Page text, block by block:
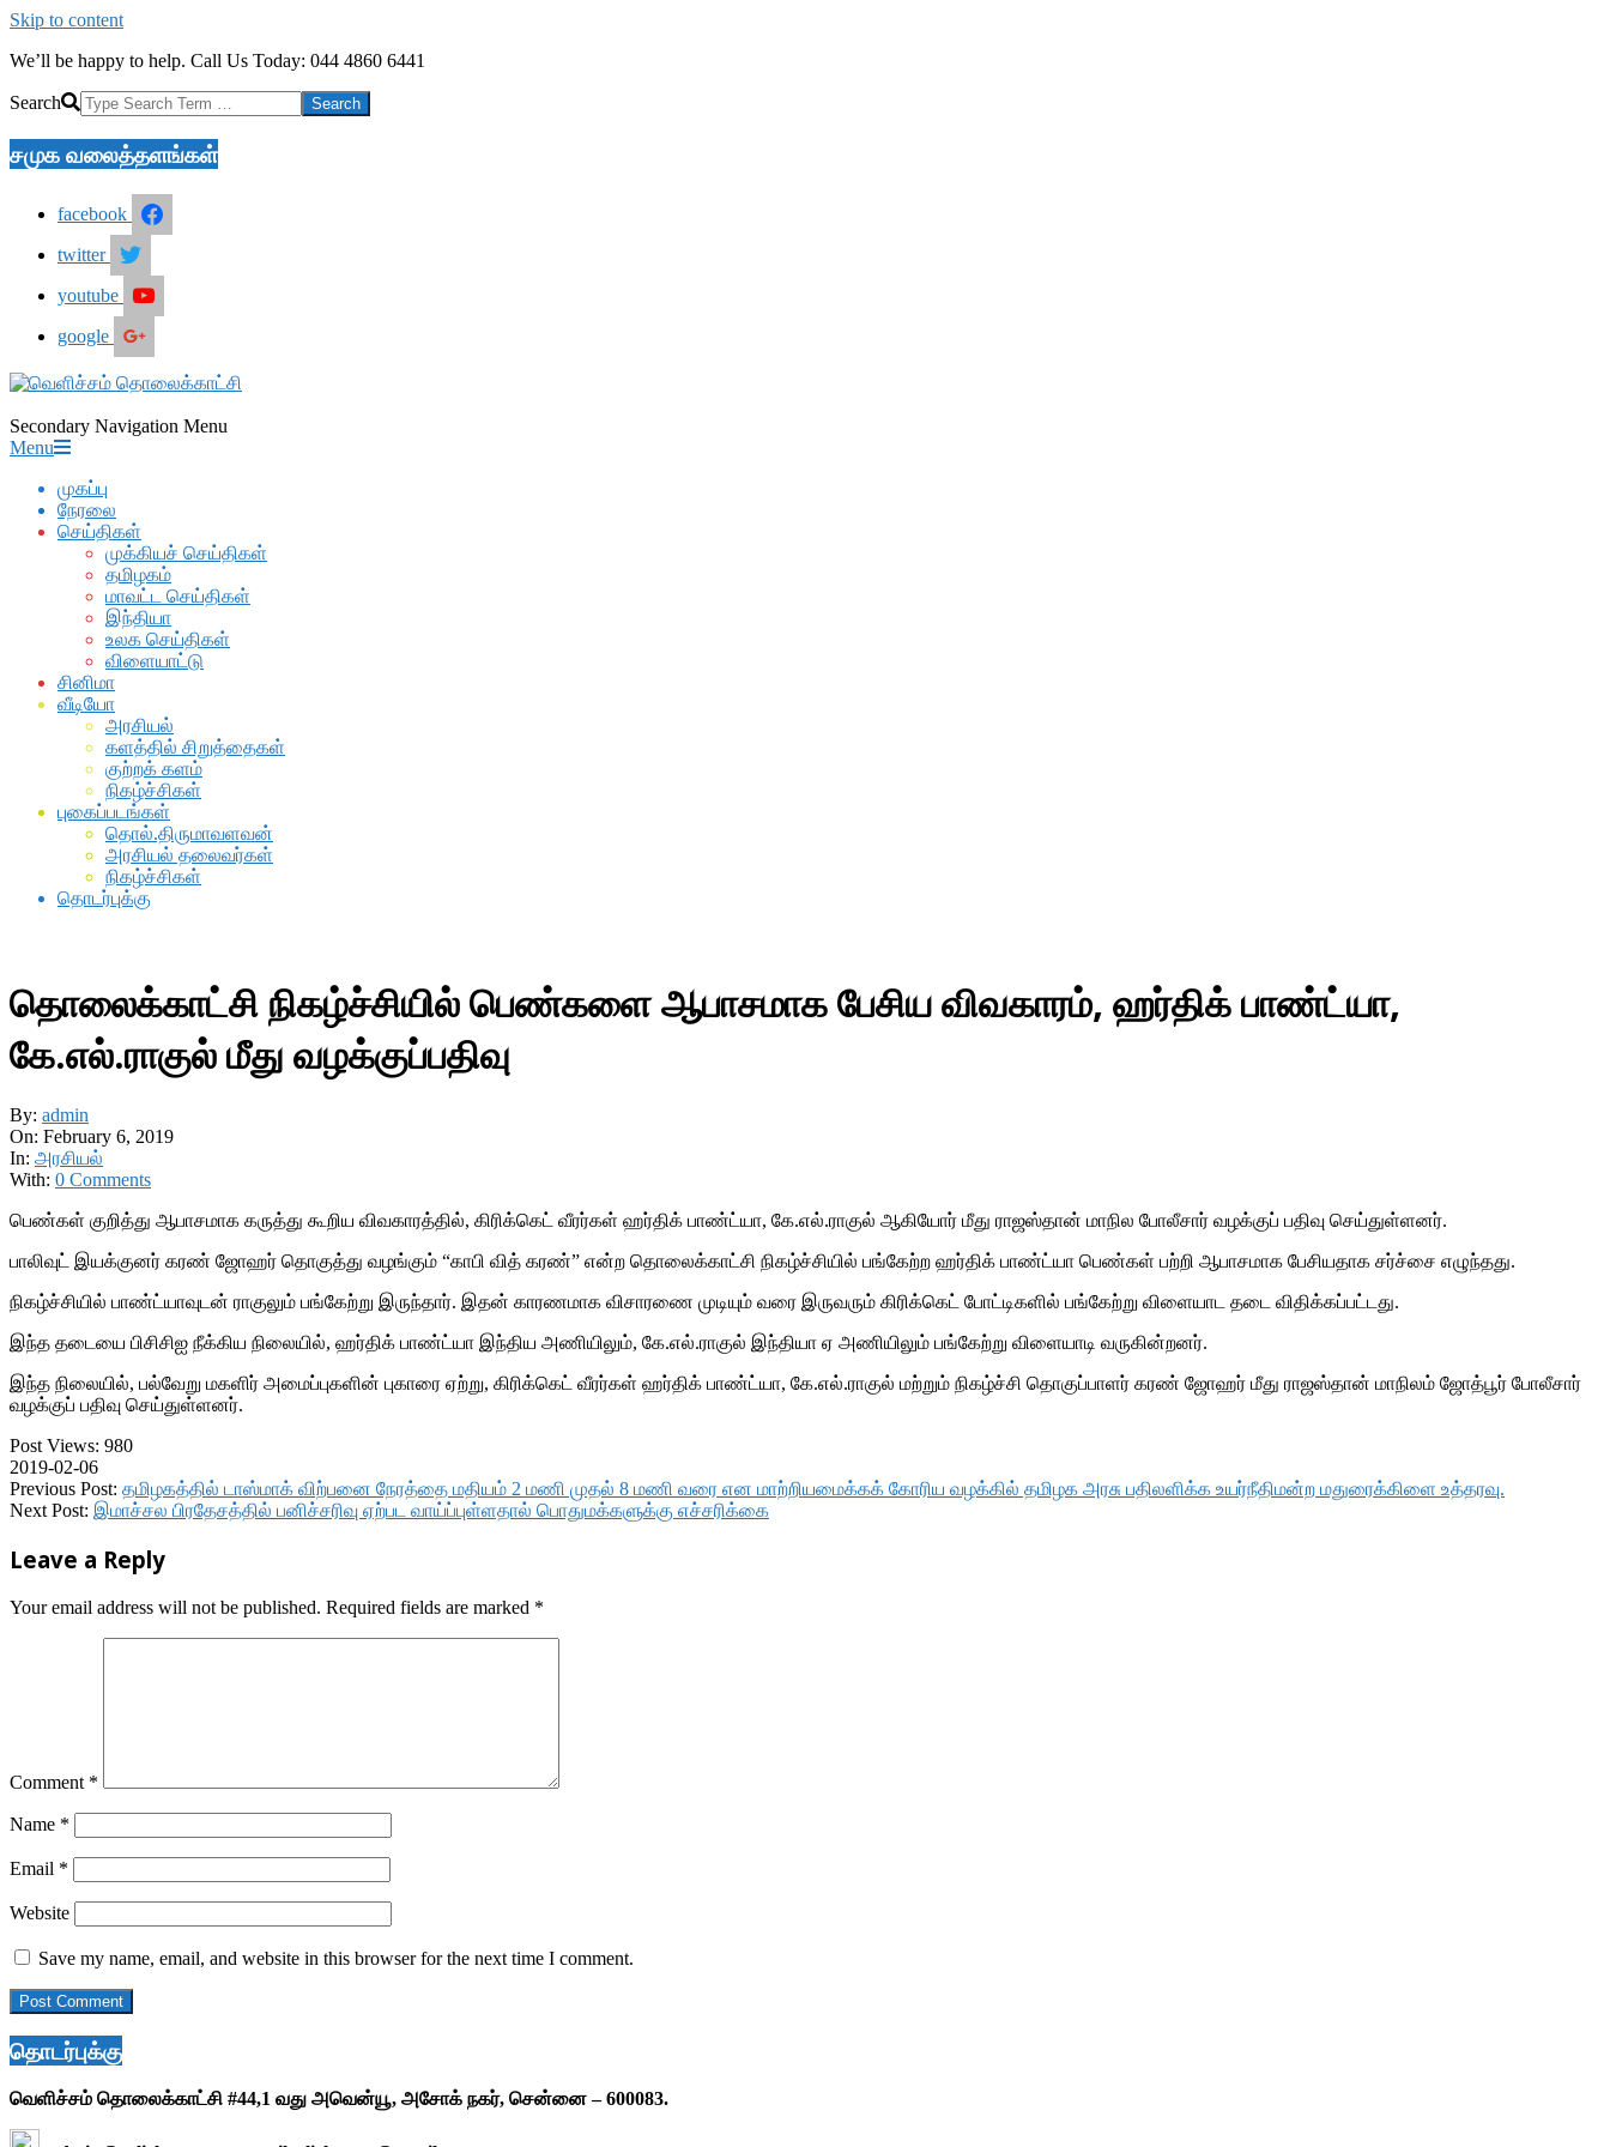
Skip to content
We’ll be happy to help. Call Us Today: 044 4860 6441
Search
சமுக வலைத்தளங்கள்
facebook
twitter
youtube
google
Secondary Navigation Menu
Menu
முகப்பு
நேரலை
செய்திகள்
முக்கியச் செய்திகள்
தமிழகம்
மாவட்ட செய்திகள்
இந்தியா
உலக செய்திகள்
விளையாட்டு
சினிமா
வீடியோ
அரசியல்
களத்தில் சிறுத்தைகள்
குற்றக் களம்
நிகழ்ச்சிகள்
புகைப்படங்கள்
தொல்.திருமாவளவன்
அரசியல் தலைவர்கள்
நிகழ்ச்சிகள்
தொடர்புக்கு
தொலைக்காட்சி நிகழ்ச்சியில் பெண்களை ஆபாசமாக பேசிய விவகாரம், ஹர்திக் பாண்ட்யா,
கே.எல்.ராகுல் மீது வழக்குப்பதிவு
By: admin
On: February 6, 2019
In: அரசியல்
With: 0 Comments
பெண்கள் குறித்து ஆபாசமாக கருத்து கூறிய விவகாரத்தில், கிரிக்கெட் வீரர்கள் ஹர்திக் பாண்ட்யா, கே.எல்.ராகுல் ஆகியோர் மீது ராஜஸ்தான் மாநில போலீசார் வழக்குப் பதிவு செய்துள்ளனர்.
பாலிவுட் இயக்குனர் கரண் ஜோஹர் தொகுத்து வழங்கும் “காபி வித் கரண்” என்ற தொலைக்காட்சி நிகழ்ச்சியில் பங்கேற்ற ஹர்திக் பாண்ட்யா பெண்கள் பற்றி ஆபாசமாக பேசியதாக சர்ச்சை எழுந்தது.
நிகழ்ச்சியில் பாண்ட்யாவுடன் ராகுலும் பங்கேற்று இருந்தார். இதன் காரணமாக விசாரணை முடியும் வரை இருவரும் கிரிக்கெட் போட்டிகளில் பங்கேற்று விளையாட தடை விதிக்கப்பட்டது.
இந்த தடையை பிசிசிஐ நீக்கிய நிலையில், ஹர்திக் பாண்ட்யா இந்திய அணியிலும், கே.எல்.ராகுல் இந்தியா ஏ அணியிலும் பங்கேற்று விளையாடி வருகின்றனர்.
இந்த நிலையில், பல்வேறு மகளிர் அமைப்புகளின் புகாரை ஏற்று, கிரிக்கெட் வீரர்கள் ஹர்திக் பாண்ட்யா, கே.எல்.ராகுல் மற்றும் நிகழ்ச்சி தொகுப்பாளர் கரண் ஜோஹர் மீது ராஜஸ்தான் மாநிலம் ஜோத்பூர் போலீசார்
வழக்குப் பதிவு செய்துள்ளனர்.
Post Views: 980
2019-02-06
Previous Post: தமிழகத்தில் டாஸ்மாக் விற்பனை நேரத்தை மதியம் 2 மணி முதல் 8 மணி வரை என மாற்றியமைக்கக் கோரிய வழக்கில் தமிழக அரசு பதிலளிக்க உயர்நீதிமன்ற மதுரைக்கிளை உத்தரவு.
Next Post: இமாச்சல பிரதேசத்தில் பனிச்சரிவு ஏற்பட வாய்ப்புள்ளதால் பொதுமக்களுக்கு எச்சரிக்கை
Leave a Reply
Your email address will not be published. Required fields are marked *
Comment *
Name *
Email *
Website
Save my name, email, and website in this browser for the next time I comment.
தொடர்புக்கு
வெளிச்சம் தொலைக்காட்சி #44,1 வது அவென்யூ, அசோக் நகர், சென்னை – 600083.